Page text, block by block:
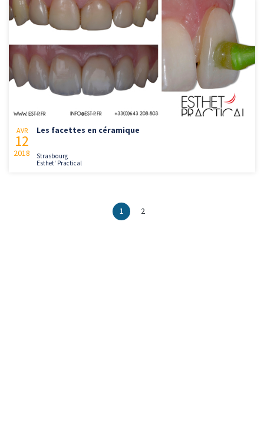
AVR
12
2018
Les facettes en céramique
Strasbourg
Esthet' Practical
1 2